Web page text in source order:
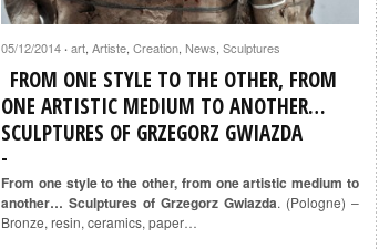
05/12/2014 · art, Artiste, Creation, News, Sculptures
FROM ONE STYLE TO THE OTHER, FROM
ONE ARTISTIC MEDIUM TO ANOTHER…
SCULPTURES OF GRZEGORZ GWIAZDA
From one style to the other, from one artistic medium to
another… Sculptures of Grzegorz Gwiazda. (Pologne) –
Bronze, resin, ceramics, paper…